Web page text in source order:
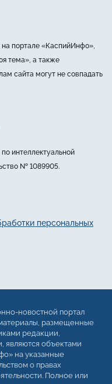
на портале «КаспийИнфо»,
тема», а также
сайта могут не совпадать
интеллектуальной
№ 1089905.
персональных
новостной портал
размещенные
редакции,
являются объектами
на указанные
о правах
Полное или